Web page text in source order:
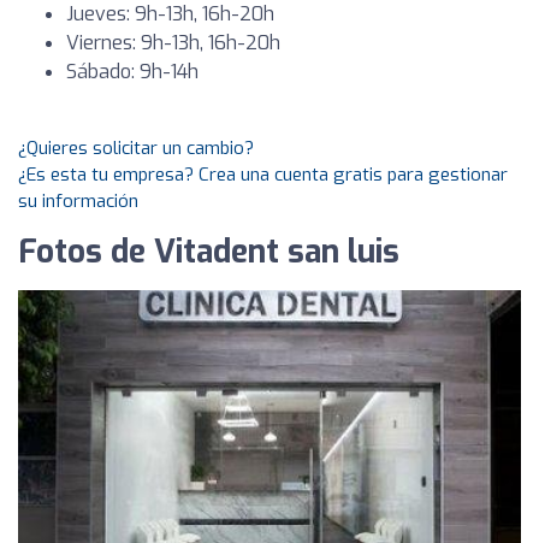
Jueves: 9h-13h, 16h-20h
Viernes: 9h-13h, 16h-20h
Sábado: 9h-14h
¿Quieres solicitar un cambio?
¿Es esta tu empresa? Crea una cuenta gratis para gestionar
su información
Fotos de Vitadent san luis